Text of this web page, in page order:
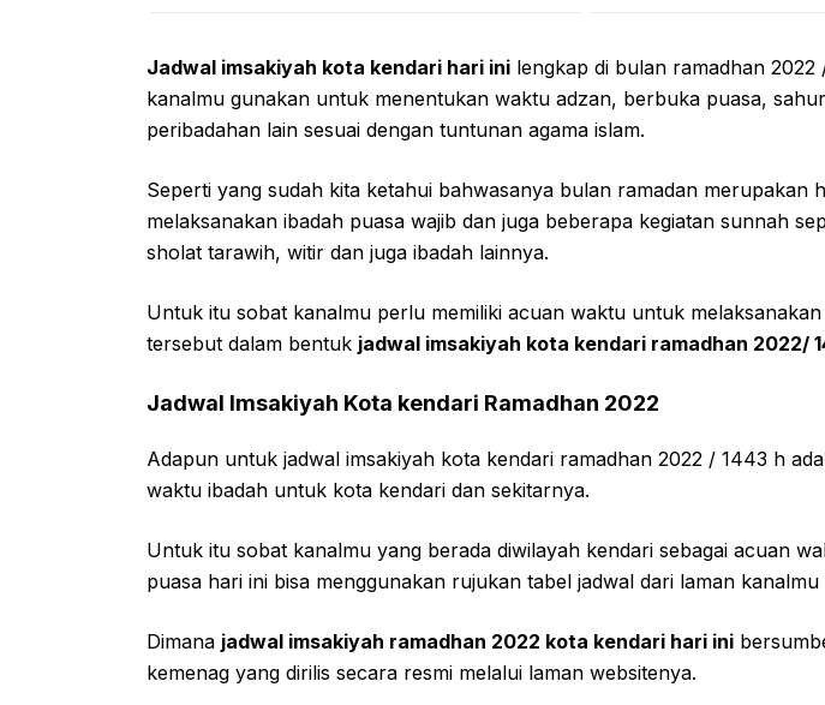
Jadwal imsakiyah kota kendari hari ini lengkap di bulan ramadhan
kanalmu gunakan untuk menentukan waktu adzan, berbuka puasa,
peribadahan lain sesuai dengan tuntunan agama islam.
Seperti yang sudah kita ketahui bahwasanya bulan ramadan merupakan
melaksanakan ibadah puasa wajib dan juga beberapa kegiatan sunnah
sholat tarawih, witir dan juga ibadah lainnya.
Untuk itu sobat kanalmu perlu memiliki acuan waktu untuk
tersebut dalam bentuk jadwal imsakiyah kota kendari ramadhan 2022/
Jadwal Imsakiyah Kota kendari Ramadhan 2022
Adapun untuk jadwal imsakiyah kota kendari ramadhan 2022 / 1443 h
waktu ibadah untuk kota kendari dan sekitarnya.
Untuk itu sobat kanalmu yang berada diwilayah kendari sebagai acuan
puasa hari ini bisa menggunakan rujukan tabel jadwal dari laman kanalmu
Dimana jadwal imsakiyah ramadhan 2022 kota kendari hari ini
kemenag yang dirilis secara resmi melalui laman websitenya.